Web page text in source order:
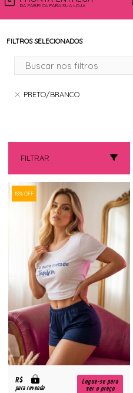
DA FÁBRICA PARA SUA LOJA
FILTROS SELECIONADOS
PRETO/BRANCO
FILTRAR
18% OFF
R$
para revenda
Logue-se para
ver o preço